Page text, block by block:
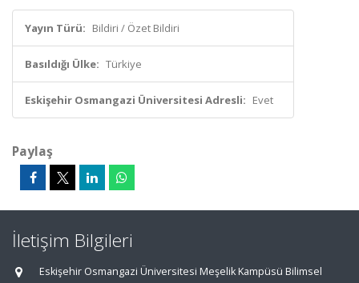
Yayın Türü: Bildiri / Özet Bildiri
Basıldığı Ülke: Türkiye
Eskişehir Osmangazi Üniversitesi Adresli: Evet
Paylaş
İletişim Bilgileri
Eskişehir Osmangazi Üniversitesi Meşelik Kampüsü Bilimsel